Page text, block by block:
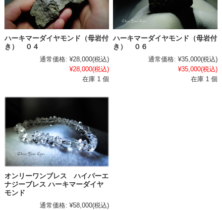
ハーキマーダイヤモンド（母岩付
き） ０４
通常価格: ¥28,000(税込)
¥28,000(税込)
在庫 1 個
ハーキマーダイヤモンド（母岩付
き） ０６
通常価格: ¥35,000(税込)
¥35,000(税込)
在庫 1 個
オンリーワンブレス ハイパーエ
ナジーブレス ハーキマーダイヤ
モンド
通常価格: ¥58,000(税込)